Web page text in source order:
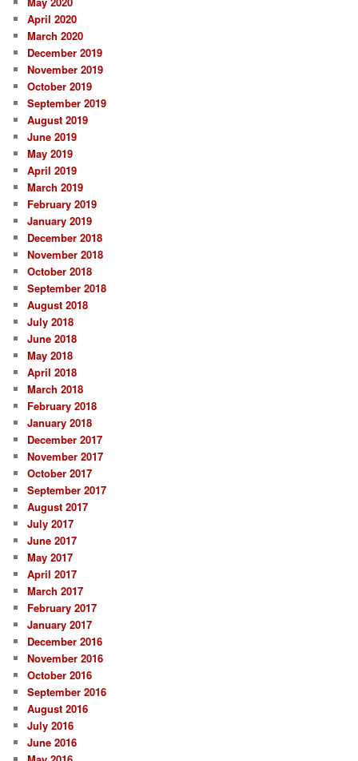
April 2020
March 2020
December 2019
November 2019
October 2019
September 2019
August 2019
June 2019
May 2019
April 2019
March 2019
February 2019
January 2019
December 2018
November 2018
October 2018
September 2018
August 2018
July 2018
June 2018
May 2018
April 2018
March 2018
February 2018
January 2018
December 2017
November 2017
October 2017
September 2017
August 2017
July 2017
June 2017
May 2017
April 2017
March 2017
February 2017
January 2017
December 2016
November 2016
October 2016
September 2016
August 2016
July 2016
June 2016